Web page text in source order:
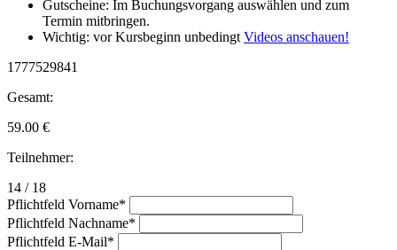
Gutscheine: Im Buchungsvorgang auswählen und zum
Termin mitbringen.
Wichtig: vor Kursbeginn unbedingtVideos anschauen!
1777529841
Gesamt:
59.00 €
Teilnehmer:
14 / 18
Pflichtfeld Vorname*
Pflichtfeld Nachname*
Pflichtfeld E-Mail*